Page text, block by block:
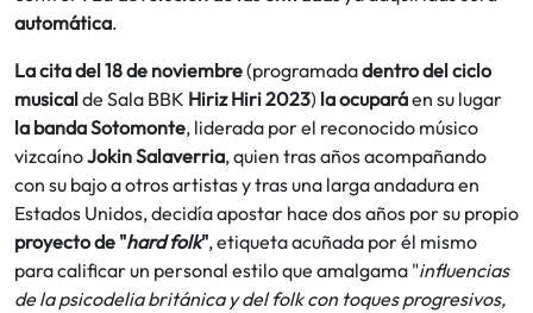
automática.
La cita del 18 de noviembre(programadadentro del ciclo
musicalde Sala BBK Hiriz Hiri 2023) la ocuparáen su lugar
la banda Sotomonte, liderada por el reconocido músico
vizcaínoJokin Salaverria, quien tras años acompañando
con su bajo a otros artistas y tras una larga andadura en
Estados Unidos, decidía apostar hace dos años por su propio
proyecto de "hard folk", etiqueta acuñada por él mismo
para calificar un personal estilo que amalgama "influencias
de la psicodelia británica y del folk con toques progresivos,